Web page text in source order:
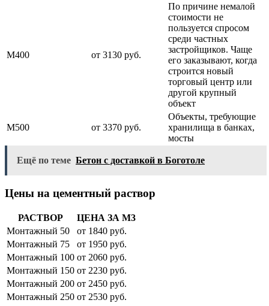
М400 от 3130 руб.
По причине немалой
стоимости не
пользуется спросом
среди частных
застройщиков. Чаще
его заказывают, когда
строится новый
торговый центр или
другой крупный
объект
М500 от 3370 руб.
Объекты, требующие
хранилища в банках,
мосты
Ещё по теме Бетон с доставкой в Боготоле
Цены на цементный раствор
РАСТВОР
ЦЕНА ЗА М3
Монтажный 50
от 1840 руб.
Монтажный 75
от 1950 руб.
Монтажный 100 от 2060 руб.
Монтажный 150 от 2230 руб.
Монтажный 200 от 2450 руб.
Монтажный 250 от 2530 руб.